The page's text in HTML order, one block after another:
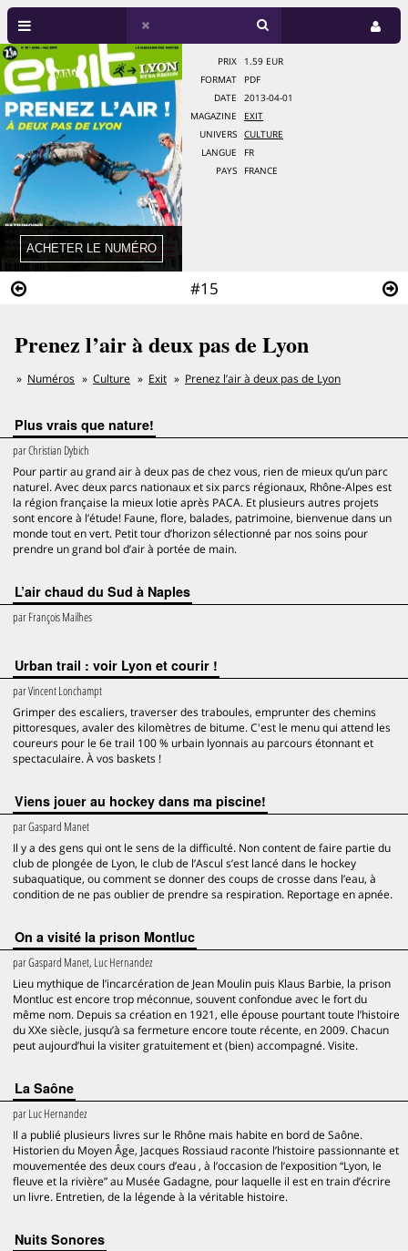
#15
PRIX
1.59 EUR
FORMAT
PDF
DATE
2013-04-01
MAGAZINE
EXIT
UNIVERS
CULTURE
LANGUE
FR
PAYS
FRANCE
Prenez l’air à deux pas de Lyon
Numéros Culture Exit Prenez l’air à deux pas de Lyon
Plus vrais que nature!
parChristian Dybich
Pour partir au grand air à deux pas de chez vous, rien de mieux qu’un parc
naturel. Avec deux parcs nationaux et six parcs régionaux, Rhône-Alpes est
la région française la mieux lotie après PACA. Et plusieurs autres projets
sont encore à l’étude! Faune, flore, balades, patrimoine, bienvenue dans un
monde tout en vert. Petit tour d’horizon sélectionné par nos soins pour
prendre un grand bol d’air à portée de main.
L’air chaud du Sud à Naples
parFrançois Mailhes
Urban trail : voir Lyon et courir !
parVincent Lonchampt
Grimper des escaliers, traverser des traboules, emprunter des chemins
pittoresques, avaler des kilomètres de bitume. C'est le menu qui attend les
coureurs pour le 6e trail 100 % urbain lyonnais au parcours étonnant et
spectaculaire. À vos baskets !
Viens jouer au hockey dans ma piscine!
parGaspard Manet
Il y a des gens qui ont le sens de la difficulté. Non content de faire partie du
club de plongée de Lyon, le club de l’Ascul s’est lancé dans le hockey
subaquatique, ou comment se donner des coups de crosse dans l’eau, à
condition de ne pas oublier de prendre sa respiration. Reportage en apnée.
On a visité la prison Montluc
parGaspard Manet, Luc Hernandez
Lieu mythique de l’incarcération de Jean Moulin puis Klaus Barbie, la prison
Montluc est encore trop méconnue, souvent confondue avec le fort du
même nom. Depuis sa création en 1921, elle épouse pourtant toute l’histoire
du XXe siècle, jusqu’à sa fermeture encore toute récente, en 2009. Chacun
peut aujourd’hui la visiter gratuitement et (bien) accompagné. Visite.
La Saône
parLuc Hernandez
Il a publié plusieurs livres sur le Rhône mais habite en bord de Saône.
Historien du Moyen Âge, Jacques Rossiaud raconte l’histoire passionnante et
mouvementée des deux cours d’eau , à l’occasion de l’exposition “Lyon, le
fleuve et la rivière” au Musée Gadagne, pour laquelle il est en train d’écrire
un livre. Entretien, de la légende à la véritable histoire.
Nuits Sonores